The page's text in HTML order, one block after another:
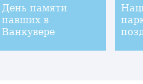
День памяти
павших в
Ванкувере